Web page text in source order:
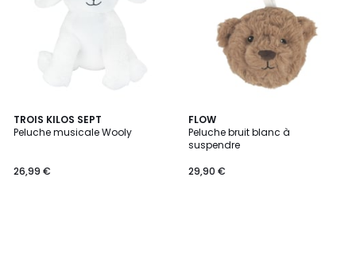
TROIS KILOS SEPT
Peluche musicale Wooly
26,99 €
FLOW
Peluche bruit blanc à
suspendre
29,90 €